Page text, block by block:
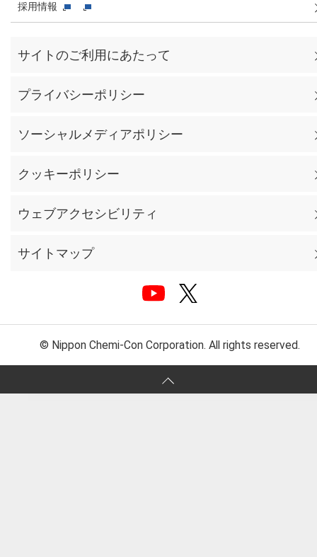
採用情報
サイトのご利用にあたって
プライバシーポリシー
ソーシャルメディアポリシー
クッキーポリシー
ウェブアクセシビリティ
サイトマップ
© Nippon Chemi-Con Corporation. All rights reserved.